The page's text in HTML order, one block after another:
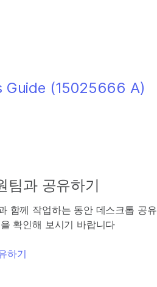
Guide (15025666 A)
팀과 공유하기
함께 작업하는 동안 데스크톱 공유
확인해 보시기 바랍니다
하기